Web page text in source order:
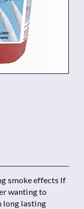
smoke effects If
wanting to
long lasting